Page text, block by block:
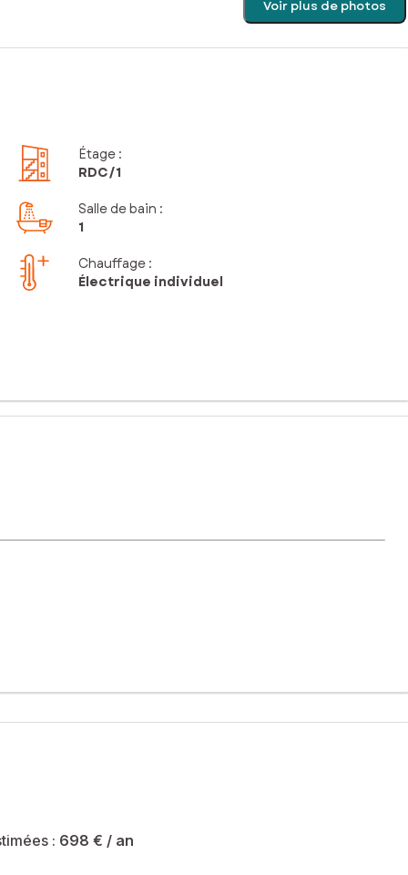
Voir plus de photos
Étage :
RDC/1
Salle de bain :
1
Chauffage :
Électrique individuel
: 698 € / an